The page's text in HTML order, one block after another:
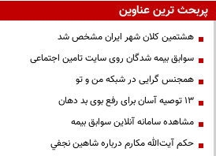
پربحث ترین عناوین
هشتمین کلان شهر ایران مشخص شد
سوابق بیمه شدگان روی سایت تامین اجتماعی
همجنس گرایی در شبکه من و تو
13 توصیه آسان برای رفع بوی بد دهان
مشاهده سامانه آنلاين سوابق بیمه
حكم آيت‌الله مكارم درباره شاهين نجفي